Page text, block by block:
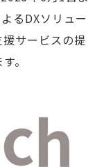
るDXソリュー
サービスの提
。